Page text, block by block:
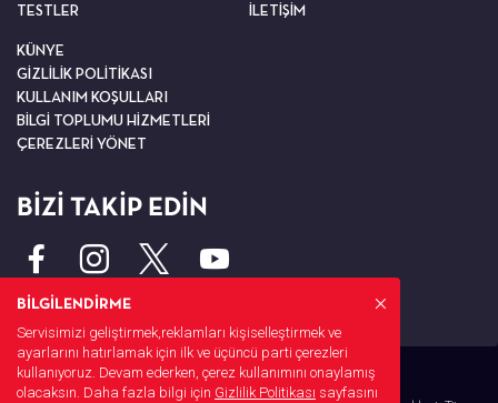
TESTLER
İLETİŞİM
KÜNYE
GİZLİLİK POLİTİKASI
KULLANIM KOŞULLARI
BİLGİ TOPLUMU HİZMETLERİ
ÇEREZLERİ YÖNET
BİZİ TAKİP EDİN
BİLGİLENDİRME
Servisimizi geliştirmek,reklamları kişiselleştirmek ve
ayarlarını hatırlamak için ilk ve üçüncü parti çerezleri
kullanıyoruz. Devam ederken, çerez kullanımını onaylamış
olacaksın. Daha fazla bilgi için Gizlilik Politikası sayfasını